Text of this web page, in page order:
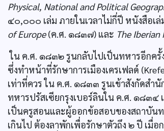
Physical, National and Political
๔๐,๐๐๐ เล่ม ภายในเวลาไม่กี่ปี หนังสือเ
of Europe(ค.ศ. ๑๘๓๗) และ The Iberian
ใน ค.ศ. ๑๘๓๒ รูนกลับไปเป็นทหารอีกค
ซึ่งทำหน้าที่รักษาการเมืองเครเฟลด์
เท่าที่ควร ใน ค.ศ. ๑๘๓๓ รูนเข้าสังกัดสำ
ทหารปรัสเซียกรุงเบอร์ลินใน ค.ศ. ๑๘๓๔
เป็นครูสอนและผู้ออกข้อสอบของสถาบัน
เกินไป ต้องลาพักเพื่อรักษาตัวถึง ๒ ปี เมื่